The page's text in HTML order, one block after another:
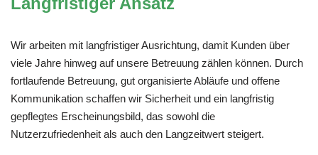
Wir arbeiten mit langfristiger Ausrichtung, damit Kunden über
viele Jahre hinweg auf unsere Betreuung zählen können. Durch
fortlaufende Betreuung, gut organisierte Abläufe und offene
Kommunikation schaffen wir Sicherheit und ein langfristig
gepflegtes Erscheinungsbild, das sowohl die
Nutzerzufriedenheit als auch den Langzeitwert steigert.